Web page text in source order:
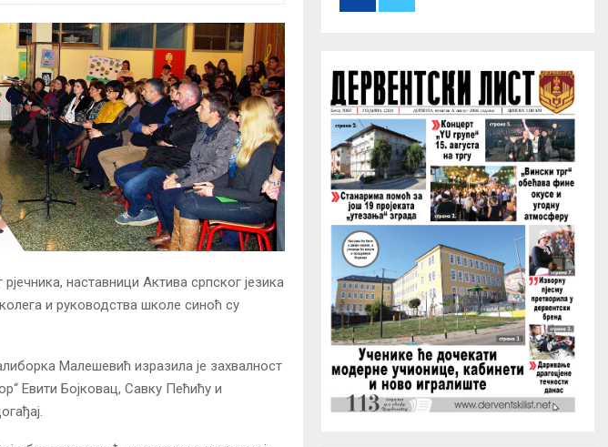
наставници Актива српског језика
и руководства школе синоћ су
Малешевић изразила је захвалност
Евити Бојковац, Савку Пећићу и
H